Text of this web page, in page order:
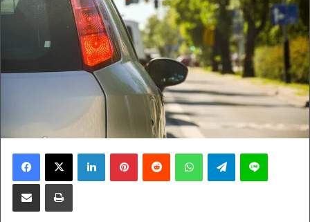
Facebook
X LinkedInPinterestReddit WhatsAppTelegramLine
Compartir por correo electrónicoImprimir